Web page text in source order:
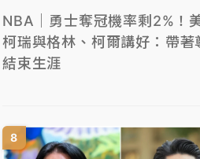
NBA｜勇士奪冠機率剩2%！
柯瑞與格林、柯爾講好：帶著
結束生涯